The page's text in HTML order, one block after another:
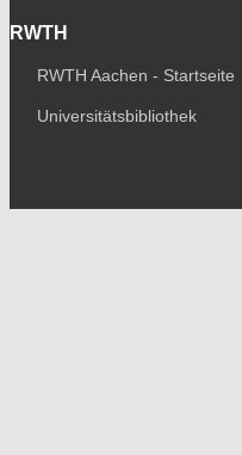
RWTH
RWTH Aachen - Startseite
Universitätsbibliothek